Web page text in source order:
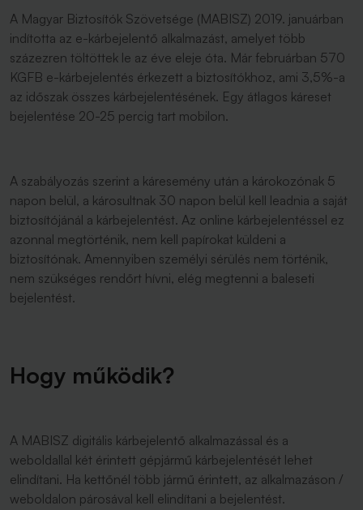
A Magyar Biztosítók Szövetsége (MABISZ) 2019. januárban
indította az e-kárbejelentő alkalmazást, amelyet több
százezren töltöttek le az éve eleje óta. Már februárban 570
KGFB e-kárbejelentés érkezett a biztosítókhoz, ami 3,5%-a
az időszak összes kárbejelentésének. Egy átlagos káreset
bejelentése 20-25 percig tart mobilon.
A szabályozás szerint a káresemény után a károkozónak 5
napon belül, a károsultnak 30 napon belül kell leadnia a saját
biztosítójánál a kárbejelentést. Az online kárbejelentéssel ez
azonnal megtörténik, nem kell papírokat küldeni a
biztosítónak. Amennyiben személyi sérülés nem történik,
nem szükséges rendőrt hívni, elég megtenni a baleseti
bejelentést.
Hogy működik?
A MABISZ digitális kárbejelentő alkalmazással és a
weboldallal két érintett gépjármű kárbejelentését lehet
elindítani. Ha kettőnél több jármű érintett, az alkalmazáson /
weboldalon párosával kell elindítani a bejelentést.